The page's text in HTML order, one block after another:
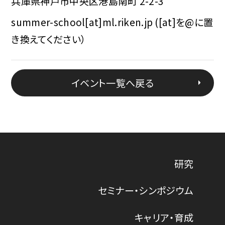
summer-school[at]ml.riken.jp ([at]を@に置
き換えてください）
イベント一覧へ戻る
研究
セミナー・シンポジウム
キャリア・育成